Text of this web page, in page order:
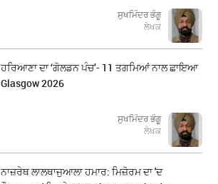
ਸੁਖਮਿੰਦਰ ਭੰਗੂ
ਲੇਖਕ
ਹਰਿਆਣਾ ਦਾ ‘ਗੋਲਡਨ ਪੰਚ’- 11 ਤਗਮਿਆਂ ਨਾਲ ਛਾਇਆ
Glasgow 2026
ਸੁਖਮਿੰਦਰ ਭੰਗੂ
ਲੇਖਕ
ਨਾਜ਼ਰੇਥ ਲਾਲਥਾਜੁਆਲਾ ਹਮਾਰ: ਮਿਜ਼ੋਰਮ ਦਾ 'ਦ